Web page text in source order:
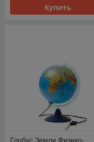
Купить
Глобус Земли Физико-